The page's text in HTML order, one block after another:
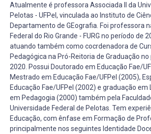
Atualmente é professora Associada II da
Pelotas - UFPel, vinculada ao Instituto de
Departamento de GEografia. Foi professora
Federal do Rio Grande - FURG no período de
atuando também como cocrdenadora de
Pedagógica na Pró-Reitoria de Graduação
2020. Possui Doutorado em Educação Fae/
Mestrado em Educação Fae/UFPel (2005),
Educação Fae/UFPel (2002) e graduação em
em Pedagogia (2000) também pela
Universidade Federal de Pelotas. Tem
Educação, com ênfase em Formação de
principalmente nos seguintes Identidade